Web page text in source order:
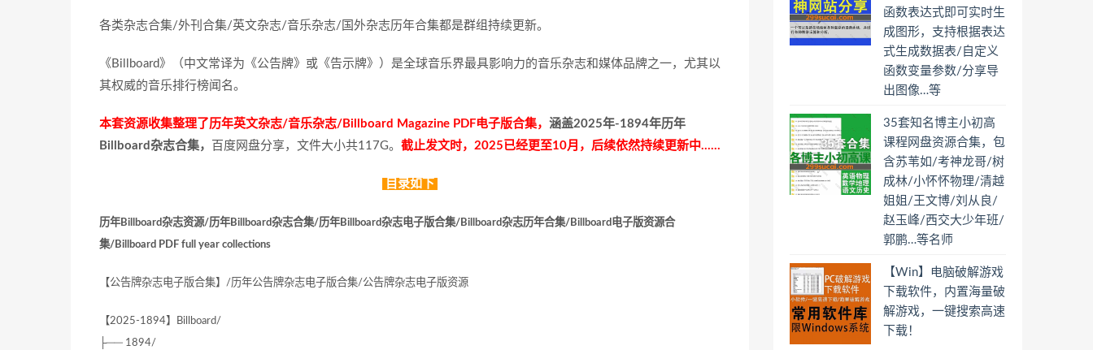
各类杂志合集/外刊合集/英文杂志/音乐杂志/国外杂志历年合集都是群组持续更新。
《Billboard》（中文常译为《公告牌》或《告示牌》）是全球音乐界最具影响力的音乐杂志和媒体品牌之一，尤其以
其权威的音乐排行榜闻名。
本套资源收集整理了历年英文杂志/音乐杂志/Billboard Magazine PDF电子版合集， 涵盖2025年-1894年历年
Billboard杂志合集，
百度网盘分享，文件大小共117G。 截止发文时，2025已经更至10月，后续依然持续更新中……
目录如下
历年Billboard杂志资源/历年Billboard杂志合集/历年Billboard杂志电子版合集/Billboard杂志历年合集/Billboard电子版资源合
集/Billboard PDF full year collections
【公告牌杂志电子版合集】/历年公告牌杂志电子版合集/公告牌杂志电子版资源
【2025-1894】Billboard/
├── 1894/
函数表达式即可实时生
成图形，支持根据表达
式生成数据表/自定义
函数变量参数/分享导
出图像…等
35套知名博主小初高
课程网盘资源合集，包
含苏苇如/考神龙哥/树
成林/小怀怀物理/清越
姐姐/王文博/刘从良/
赵玉峰/西交大少年班/
郭鹏…等名师
【Win】电脑破解游戏
下载软件，内置海量破
解游戏，一键搜索高速
下载！